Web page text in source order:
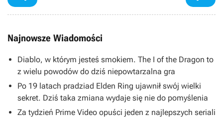
Najnowsze Wiadomości
Diablo, w którym jesteś smokiem. The I of the Dragon to
z wielu powodów do dziś niepowtarzalna gra
Po 19 latach pradziad Elden Ring ujawnił swój wielki
sekret. Dziś taka zmiana wydaje się nie do pomyślenia
Za tydzień Prime Video opuści jeden z najlepszych seriali